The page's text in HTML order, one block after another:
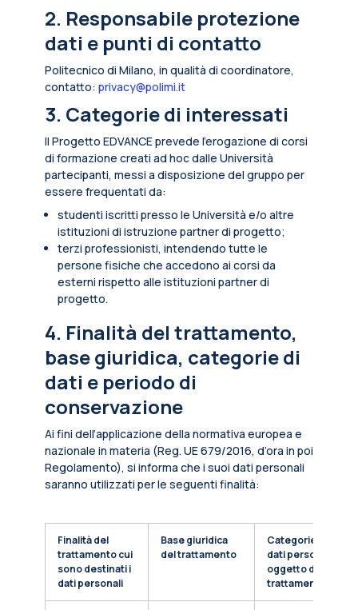
2. Responsabile protezione
dati e punti di contatto
Politecnico di Milano, in qualità di coordinatore,
contatto: privacy@polimi.it
3. Categorie di interessati
Il Progetto EDVANCE prevede l’erogazione di corsi
di formazione creati ad hoc dalle Università
partecipanti, messi a disposizione del gruppo per
essere frequentati da:
studenti iscritti presso le Università e/o altre
istituzioni di istruzione partner di progetto;
terzi professionisti, intendendo tutte le
persone fisiche che accedono ai corsi da
esterni rispetto alle istituzioni partner di
progetto.
4. Finalità del trattamento,
base giuridica, categorie di
dati e periodo di
conservazione
Ai fini dell’applicazione della normativa europea e
nazionale in materia (Reg. UE 679/2016, d’ora in poi
Regolamento), si informa che i suoi dati personali
saranno utilizzati per le seguenti finalità:
Finalità del
trattamento cui
sono destinati i
dati personali
Base giuridica
del trattamento
Categorie di
dati personali
oggetto di
trattamento